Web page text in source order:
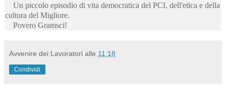
Un piccolo episodio di vita democratica del PCI, dell'etica e della
cultura del Migliore.
Povero Gramsci!
Avvenire dei Lavoratori alle 11:18
Condividi